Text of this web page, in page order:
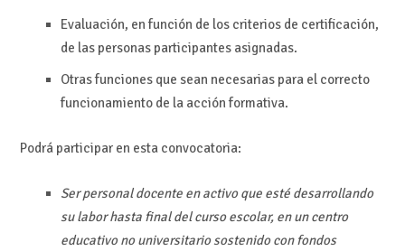
Evaluación, en función de los criterios de certificación,
de las personas participantes asignadas.
Otras funciones que sean necesarias para el correcto
funcionamiento de la acción formativa.
Podrá participar en esta convocatoria:
Ser personal docente en activo que esté desarrollando
su labor hasta final del curso escolar, en un centro
educativo no universitario sostenido con fondos